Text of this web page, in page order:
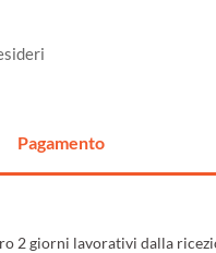
Pagamento
2 giorni lavorativi dalla